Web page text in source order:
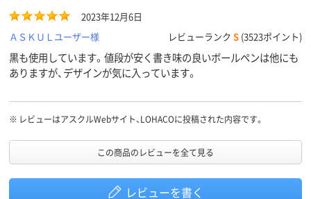
2023年12月6日
ＡＳＫＵＬユーザー様
レビューランク S (3523ポイント)
黒も使用しています。値段が安く書き味の良いボールペンは他にも
ありますが、デザインが気に入っています。
※ レビューはアスクルWebサイト、LOHACOに投稿された内容です。
この商品のレビューを全て見る
レビューを書く